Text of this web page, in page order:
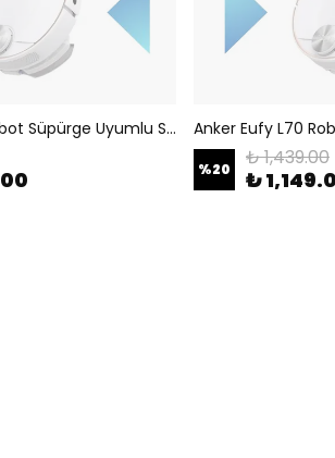
Anker Eufy L70 Robot Süpürge Uyumlu Sağ Tekerlek T2190
%20 ₺ 1,439.00
₺